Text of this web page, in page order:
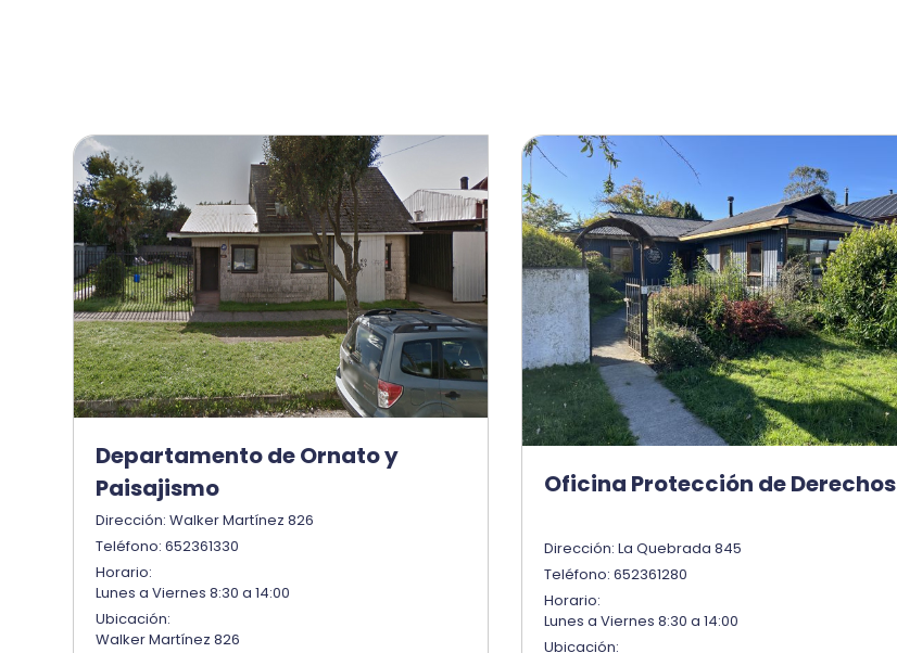
Departamento de Ornato y
Paisajismo
Dirección: Walker Martínez 826
Teléfono: 652361330
Horario:
Lunes a Viernes 8:30 a 14:00
Ubicación:
Walker Martínez 826
Oficina Protección de Derechos
Dirección: La Quebrada 845
Teléfono: 652361280
Horario:
Lunes a Viernes 8:30 a 14:00
Ubicación: